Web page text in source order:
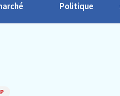
Politique